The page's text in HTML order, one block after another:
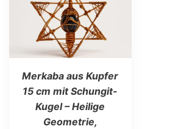
Merkaba aus Kupfer
15 cm mit Schungit-
Kugel – Heilige
Geometrie,